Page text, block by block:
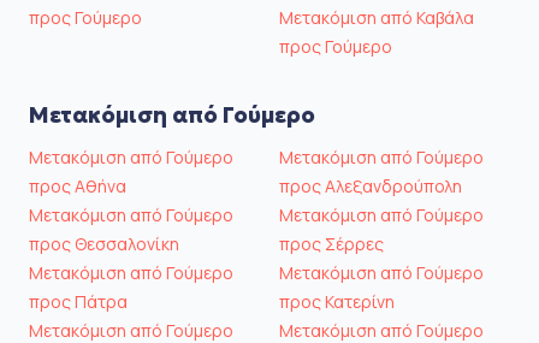
προς Γούμερο
Μετακόμιση από Καβάλα
προς Γούμερο
Μετακόμιση από Γούμερο
Μετακόμιση από Γούμερο
προς Αθήνα
Μετακόμιση από Γούμερο
προς Θεσσαλονίκη
Μετακόμιση από Γούμερο
προς Πάτρα
Μετακόμιση από Γούμερο
Μετακόμιση από Γούμερο
προς Αλεξανδρούπολη
Μετακόμιση από Γούμερο
προς Σέρρες
Μετακόμιση από Γούμερο
προς Κατερίνη
Μετακόμιση από Γούμερο